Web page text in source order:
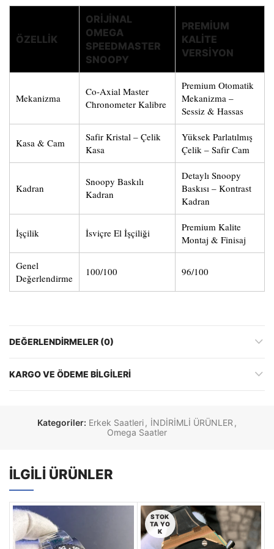
ÖZELLIK
ORIJINAL
OMEGA
SPEEDMASTER
SNOOPY
PREMIUM
KALITE
VERSIYON
Mekanizma
Co-Axial Master
Chronometer Kalibre
Premium Otomatik
Mekanizma –
Sessiz & Hassas
Kasa & Cam
Safir Kristal – Çelik
Kasa
Yüksek Parlatılmış
Çelik – Safir Cam
Kadran
Snoopy Baskılı
Kadran
Detaylı Snoopy
Baskısı – Kontrast
Kadran
İşçilik İsviçre El İşçiliği
Premium Kalite
Montaj & Finisaj
Genel
Değerlendirme
100/100 96/100
DEĞERLENDIRMELER (0)
KARGO VE ÖDEME BILGILERI
Kategoriler: Erkek Saatleri , İNDİRİMLİ ÜRÜNLER ,
Omega Saatler
İLGILI ÜRÜNLER
STOK
TA YO
K